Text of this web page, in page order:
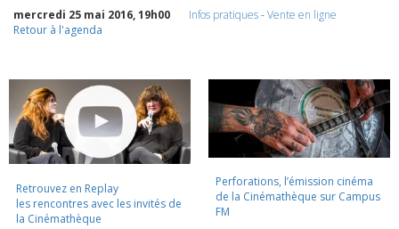
mercredi 25 mai 2016, 19h00
Infos pratiques-Vente en ligne
Retour à l'agenda
Retrouvez en Replay
les rencontres avec les invités de
la Cinémathèque
Perforations, l’émission cinéma
de la Cinémathèque sur Campus
FM